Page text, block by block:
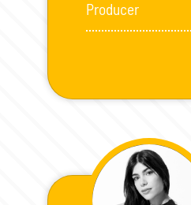
Producer